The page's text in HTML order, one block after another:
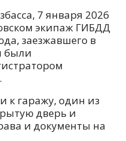
7 января 2026
экипаж ГИБДД
заезжавшего в
были
к гаражу, один из
дверь и
и документы на